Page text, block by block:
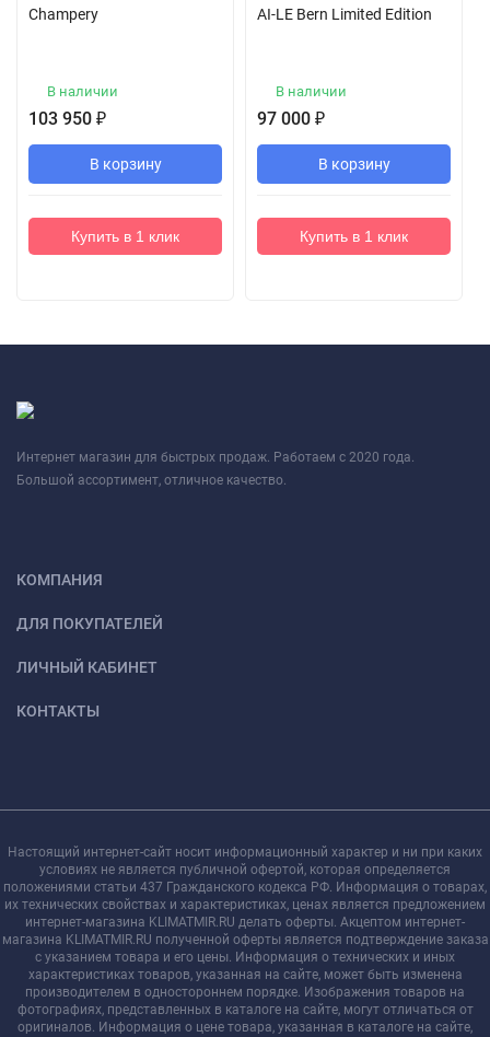
Champery
В наличии
103 950 ₽
В корзину
Купить в 1 клик
AI-LE Bern Limited Edition
В наличии
97 000 ₽
В корзину
Купить в 1 клик
Интернет магазин для быстрых продаж. Работаем с 2020 года.
Большой ассортимент, отличное качество.
КОМПАНИЯ
ДЛЯ ПОКУПАТЕЛЕЙ
ЛИЧНЫЙ КАБИНЕТ
КОНТАКТЫ
Настоящий интернет-сайт носит информационный характер и ни при каких
условиях не является публичной офертой, которая определяется
положениями статьи 437 Гражданского кодекса РФ. Информация о товарах,
их технических свойствах и характеристиках, ценах является предложением
интернет-магазина KLIMATMIR.RU делать оферты. Акцептом интернет-
магазина KLIMATMIR.RU полученной оферты является подтверждение заказа
с указанием товара и его цены. Информация о технических и иных
характеристиках товаров, указанная на сайте, может быть изменена
производителем в одностороннем порядке. Изображения товаров на
фотографиях, представленных в каталоге на сайте, могут отличаться от
оригиналов. Информация о цене товара, указанная в каталоге на сайте,